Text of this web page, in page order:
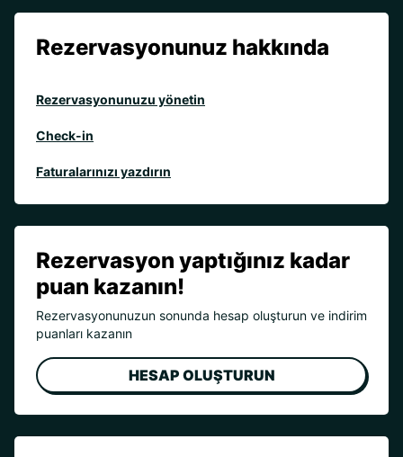
Rezervasyonunuz hakkında
Rezervasyonunuzu yönetin
Check-in
Faturalarınızı yazdırın
Rezervasyon yaptığınız kadar
puan kazanın!
Rezervasyonunuzun sonunda hesap oluşturun ve indirim
puanları kazanın
HESAP OLUŞTURUN